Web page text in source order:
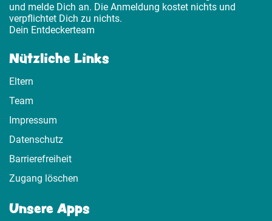
und melde Dich an. Die Anmeldung kostet nichts und
verpflichtet Dich zu nichts.
Dein Entdeckerteam
Nützliche Links
Eltern
Team
Impressum
Datenschutz
Barrierefreiheit
Zugang löschen
Unsere Apps